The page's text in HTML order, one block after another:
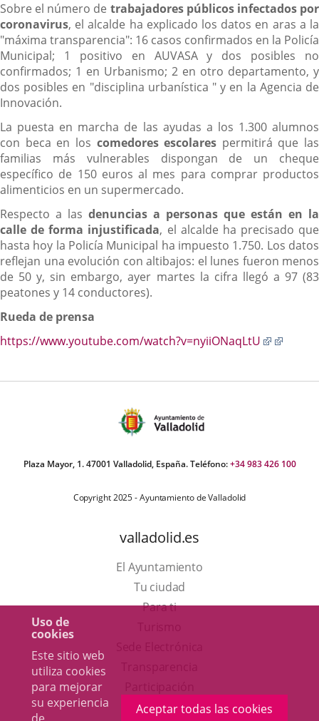
Uso de
cookies
Este sitio web
utiliza cookies
para mejorar
su experiencia
Aceptar todas las cookies
Sobre el número de trabajadores públicos infectados por
coronavirus, el alcalde ha explicado los datos en aras a la
"máxima transparencia": 16 casos confirmados en la Policía
Municipal; 1 positivo en AUVASA y dos posibles no
confirmados; 1 en Urbanismo; 2 en otro departamento, y
dos posibles en "disciplina urbanística " y en la Agencia de
Innovación.
La puesta en marcha de las ayudas a los 1.300 alumnos
con beca en los comedores escolares permitirá que las
familias más vulnerables dispongan de un cheque
específico de 150 euros al mes para comprar productos
alimenticios en un supermercado.
Respecto a las denuncias a personas que están en la
calle de forma injustificada, el alcalde ha precisado que
hasta hoy la Policía Municipal ha impuesto 1.750. Los datos
reflejan una evolución con altibajos: el lunes fueron menos
de 50 y, sin embargo, ayer martes la cifra llegó a 97 (83
peatones y 14 conductores).
Rueda de prensa
https://www.youtube.com/watch?v=nyiiONaqLtU
Enlace
Plaza Mayor, 1. 47001 Valladolid, España. Teléfono:+34 983 426 100
Copyright 2025 - Ayuntamiento de Valladolid
valladolid.es
El Ayuntamiento
Tu ciudad
Para ti
en aplicación